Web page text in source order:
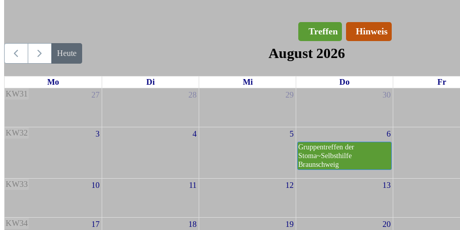
Treffen Hinweis
Heute August 2026
Mo Di Mi Do
Fr
KW31
27 28 29 30
KW32 3 4 5 6
Gruppentreffen der
Stoma~Selbsthilfe
Braunschweig
KW33 10 11 12 13
KW34 17 18 19 20